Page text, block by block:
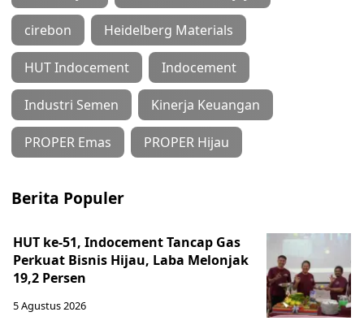
cirebon Heidelberg Materials
HUT Indocement Indocement
Industri Semen Kinerja Keuangan
PROPER Emas PROPER Hijau
Berita Populer
HUT ke-51, Indocement Tancap Gas
Perkuat Bisnis Hijau, Laba Melonjak
19,2 Persen
5 Agustus 2026